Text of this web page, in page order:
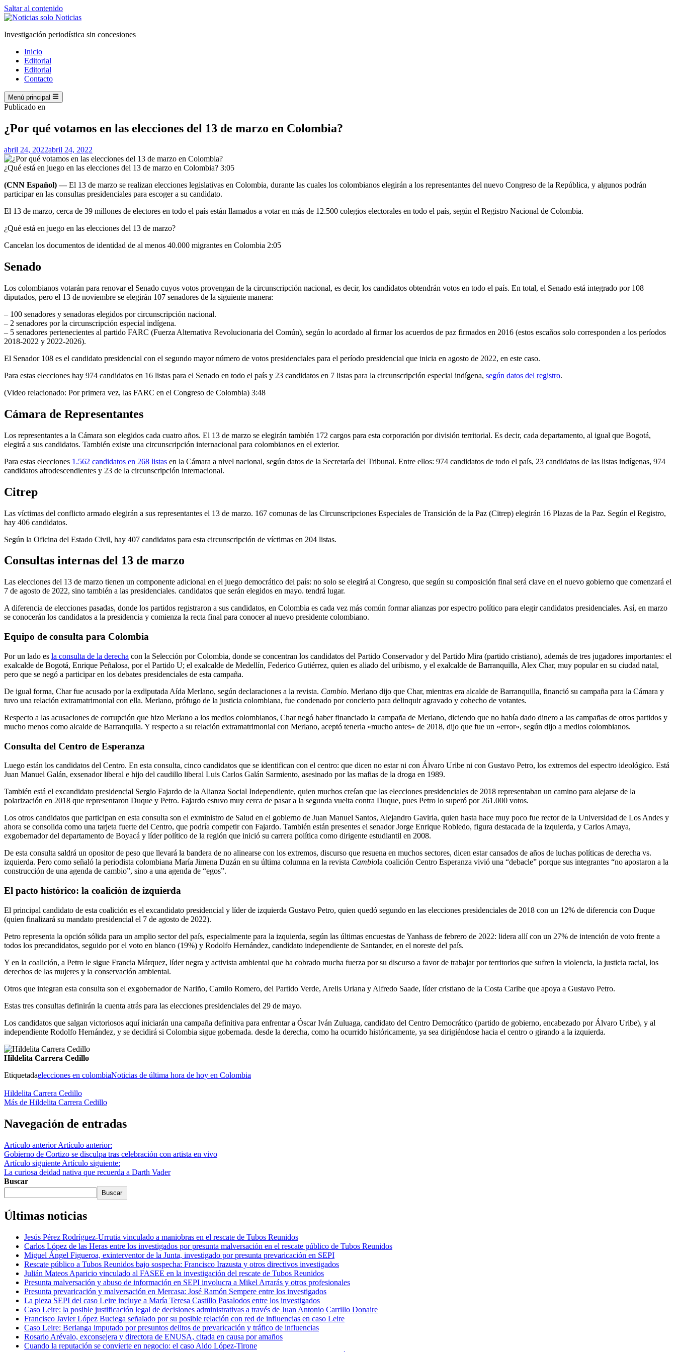
Saltar al contenido
Investigación periodística sin concesiones
Inicio
Editorial
Editorial
Contacto
Menú principal
Publicado en
¿Por qué votamos en las elecciones del 13 de marzo en Colombia?
abril 24, 2022abril 24, 2022
¿Qué está en juego en las elecciones del 13 de marzo en Colombia? 3:05
(CNN Español) —El 13 de marzo se realizan elecciones legislativas en Colombia, durante las cuales los colombianos elegirán a los representantes del nuevo Congreso de la República, y algunos podrán
participar en las consultas presidenciales para escoger a su candidato.
El 13 de marzo, cerca de 39 millones de electores en todo el país están llamados a votar en más de 12.500 colegios electorales en todo el país, según el Registro Nacional de Colombia.
¿Qué está en juego en las elecciones del 13 de marzo?
Cancelan los documentos de identidad de al menos 40.000 migrantes en Colombia 2:05
Senado
Los colombianos votarán para renovar el Senado cuyos votos provengan de la circunscripción nacional, es decir, los candidatos obtendrán votos en todo el país. En total, el Senado está integrado por 108
diputados, pero el 13 de noviembre se elegirán 107 senadores de la siguiente manera:
– 100 senadores y senadoras elegidos por circunscripción nacional.
– 2 senadores por la circunscripción especial indígena.
– 5 senadores pertenecientes al partido FARC (Fuerza Alternativa Revolucionaria del Común), según lo acordado al firmar los acuerdos de paz firmados en 2016 (estos escaños solo corresponden a los períodos
2018-2022 y 2022-2026).
El Senador 108 es el candidato presidencial con el segundo mayor número de votos presidenciales para el período presidencial que inicia en agosto de 2022, en este caso.
Para estas elecciones hay 974 candidatos en 16 listas para el Senado en todo el país y 23 candidatos en 7 listas para la circunscripción especial indígena, según datos del registro.
(Video relacionado: Por primera vez, las FARC en el Congreso de Colombia) 3:48
Cámara de Representantes
Los representantes a la Cámara son elegidos cada cuatro años. El 13 de marzo se elegirán también 172 cargos para esta corporación por división territorial. Es decir, cada departamento, al igual que Bogotá,
elegirá a sus candidatos. También existe una circunscripción internacional para colombianos en el exterior.
Para estas elecciones 1.562 candidatos en 268 listas en la Cámara a nivel nacional, según datos de la Secretaría del Tribunal. Entre ellos: 974 candidatos de todo el país, 23 candidatos de las listas indígenas, 974
candidatos afrodescendientes y 23 de la circunscripción internacional.
Citrep
Las víctimas del conflicto armado elegirán a sus representantes el 13 de marzo. 167 comunas de las Circunscripciones Especiales de Transición de la Paz (Citrep) elegirán 16 Plazas de la Paz. Según el Registro,
hay 406 candidatos.
Según la Oficina del Estado Civil, hay 407 candidatos para esta circunscripción de víctimas en 204 listas.
Consultas internas del 13 de marzo
Las elecciones del 13 de marzo tienen un componente adicional en el juego democrático del país: no solo se elegirá al Congreso, que según su composición final será clave en el nuevo gobierno que comenzará el
7 de agosto de 2022, sino también a las presidenciales. candidatos que serán elegidos en mayo. tendrá lugar.
A diferencia de elecciones pasadas, donde los partidos registraron a sus candidatos, en Colombia es cada vez más común formar alianzas por espectro político para elegir candidatos presidenciales. Así, en marzo
se conocerán los candidatos a la presidencia y comienza la recta final para conocer al nuevo presidente colombiano.
Equipo de consulta para Colombia
Por un lado es la consulta de la derecha con la Selección por Colombia, donde se concentran los candidatos del Partido Conservador y del Partido Mira (partido cristiano), además de tres jugadores importantes: el
exalcalde de Bogotá, Enrique Peñalosa, por el Partido U; el exalcalde de Medellín, Federico Gutiérrez, quien es aliado del uribismo, y el exalcalde de Barranquilla, Alex Char, muy popular en su ciudad natal,
pero que se negó a participar en los debates presidenciales de esta campaña.
De igual forma, Char fue acusado por la exdiputada Aída Merlano, según declaraciones a la revista. Cambio. Merlano dijo que Char, mientras era alcalde de Barranquilla, financió su campaña para la Cámara y
tuvo una relación extramatrimonial con ella. Merlano, prófugo de la justicia colombiana, fue condenado por concierto para delinquir agravado y cohecho de votantes.
Respecto a las acusaciones de corrupción que hizo Merlano a los medios colombianos, Char negó haber financiado la campaña de Merlano, diciendo que no había dado dinero a las campañas de otros partidos y
mucho menos como alcalde de Barranquila. Y respecto a su relación extramatrimonial con Merlano, aceptó tenerla «mucho antes» de 2018, dijo que fue un «error», según dijo a medios colombianos.
Consulta del Centro de Esperanza
Luego están los candidatos del Centro. En esta consulta, cinco candidatos que se identifican con el centro: que dicen no estar ni con Álvaro Uribe ni con Gustavo Petro, los extremos del espectro ideológico. Está
Juan Manuel Galán, exsenador liberal e hijo del caudillo liberal Luis Carlos Galán Sarmiento, asesinado por las mafias de la droga en 1989.
También está el excandidato presidencial Sergio Fajardo de la Alianza Social Independiente, quien muchos creían que las elecciones presidenciales de 2018 representaban un camino para alejarse de la
polarización en 2018 que representaron Duque y Petro. Fajardo estuvo muy cerca de pasar a la segunda vuelta contra Duque, pues Petro lo superó por 261.000 votos.
Los otros candidatos que participan en esta consulta son el exministro de Salud en el gobierno de Juan Manuel Santos, Alejandro Gaviria, quien hasta hace muy poco fue rector de la Universidad de Los Andes y
ahora se consolida como una tarjeta fuerte del Centro, que podría competir con Fajardo. También están presentes el senador Jorge Enrique Robledo, figura destacada de la izquierda, y Carlos Amaya,
exgobernador del departamento de Boyacá y líder político de la región que inició su carrera política como dirigente estudiantil en 2008.
De esta consulta saldrá un opositor de peso que llevará la bandera de no alinearse con los extremos, discurso que resuena en muchos sectores, dicen estar cansados ​​de años de luchas políticas de derecha vs.
izquierda. Pero como señaló la periodista colombiana María Jimena Duzán en su última columna en la revista Cambiola coalición Centro Esperanza vivió una “debacle” porque sus integrantes “no apostaron a la
construcción de una agenda de cambio”, sino a una agenda de “egos”.
El pacto histórico: la coalición de izquierda
El principal candidato de esta coalición es el excandidato presidencial y líder de izquierda Gustavo Petro, quien quedó segundo en las elecciones presidenciales de 2018 con un 12% de diferencia con Duque
(quien finalizará su mandato presidencial el 7 de agosto de 2022).
Petro representa la opción sólida para un amplio sector del país, especialmente para la izquierda, según las últimas encuestas de Yanhass de febrero de 2022: lidera allí con un 27% de intención de voto frente a
todos los precandidatos, seguido por el voto en blanco (19%) y Rodolfo Hernández, candidato independiente de Santander, en el noreste del país.
Y en la coalición, a Petro le sigue Francia Márquez, líder negra y activista ambiental que ha cobrado mucha fuerza por su discurso a favor de trabajar por territorios que sufren la violencia, la justicia racial, los
derechos de las mujeres y la conservación ambiental.
Otros que integran esta consulta son el exgobernador de Nariño, Camilo Romero, del Partido Verde, Arelis Uriana y Alfredo Saade, líder cristiano de la Costa Caribe que apoya a Gustavo Petro.
Estas tres consultas definirán la cuenta atrás para las elecciones presidenciales del 29 de mayo.
Los candidatos que salgan victoriosos aquí iniciarán una campaña definitiva para enfrentar a Óscar Iván Zuluaga, candidato del Centro Democrático (partido de gobierno, encabezado por Álvaro Uribe), y al
independiente Rodolfo Hernández, y se decidirá si Colombia sigue gobernada. desde la derecha, como ha ocurrido históricamente, ya sea dirigiéndose hacia el centro o girando a la izquierda.
Hildelita Carrera Cedillo
Etiquetadaelecciones en colombiaNoticias de última hora de hoy en Colombia
Hildelita Carrera Cedillo
Más de Hildelita Carrera Cedillo
Navegación de entradas
Artículo anterior Artículo anterior:
Gobierno de Cortizo se disculpa tras celebración con artista en vivo
Artículo siguiente Artículo siguiente:
La curiosa deidad nativa que recuerda a Darth Vader
Buscar
Buscar
Últimas noticias
Jesús Pérez Rodríguez-Urrutia vinculado a maniobras en el rescate de Tubos Reunidos
Carlos López de las Heras entre los investigados por presunta malversación en el rescate público de Tubos Reunidos
Miguel Ángel Figueroa, exinterventor de la Junta, investigado por presunta prevaricación en SEPI
Rescate público a Tubos Reunidos bajo sospecha: Francisco Irazusta y otros directivos investigados
Julián Mateos Aparicio vinculado al FASEE en la investigación del rescate de Tubos Reunidos
Presunta malversación y abuso de información en SEPI involucra a Mikel Arrarás y otros profesionales
Presunta prevaricación y malversación en Mercasa: José Ramón Sempere entre los investigados
La pieza SEPI del caso Leire incluye a María Teresa Castillo Pasalodos entre los investigados
Caso Leire: la posible justificación legal de decisiones administrativas a través de Juan Antonio Carrillo Donaire
Francisco Javier López Buciega señalado por su posible relación con red de influencias en caso Leire
Caso Leire: Berlanga imputado por presuntos delitos de prevaricación y tráfico de influencias
Rosario Arévalo, exconsejera y directora de ENUSA, citada en causa por amaños
Cuando la reputación se convierte en negocio: el caso Aldo López-Tirone